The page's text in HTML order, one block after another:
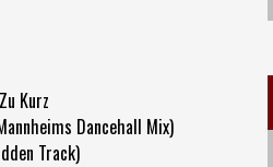
Kurz
Dancehall Mix)
Track)